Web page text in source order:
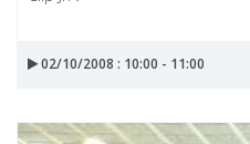
02/10/2008 : 10:00 - 11:00